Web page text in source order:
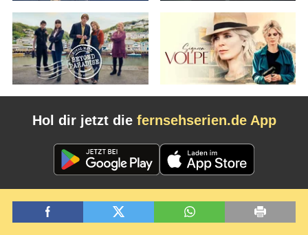
Hol dir jetzt die fernsehserien.de App